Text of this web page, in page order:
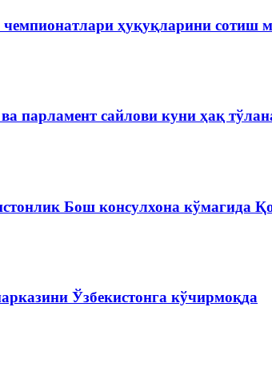
ҳуқуқларини сотиш
ва парламент сайлови куни ҳақ
Бош консулхона кўмагида
Ўзбекистонга кўчирмоқда